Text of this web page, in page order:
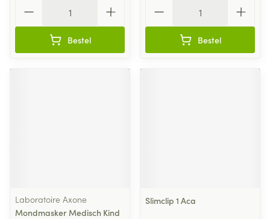
Bestel Bestel
Laboratoire Axone
Mondmasker Medisch Kind
Slimclip 1 Aca